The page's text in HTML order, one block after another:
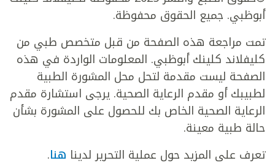
أبوظبي. جميع الحقوق محفوظة.
تمت مراجعة هذه الصفحة من قبل متخصص طبي من
كليفلاند كلينك أبوظبي. المعلومات الواردة في هذه
الصفحة ليست مقدمة لتحل محل المشورة الطبية
لطبيبك أو مقدم الرعاية الصحية. يرجى استشارة مقدم
الرعاية الصحية الخاص بك للحصول على المشورة بشأن
حالة طبية معينة.
تعرف على المزيد حول عملية التحرير لدينا هنا.